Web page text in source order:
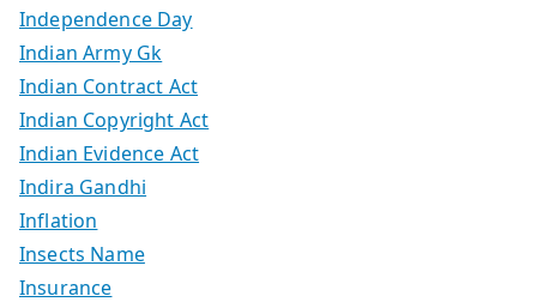
Independence Day
Indian Army Gk
Indian Contract Act
Indian Copyright Act
Indian Evidence Act
Indira Gandhi
Inflation
Insects Name
Insurance